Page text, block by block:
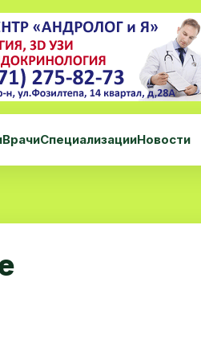
ВрачиСпециализацииНовости